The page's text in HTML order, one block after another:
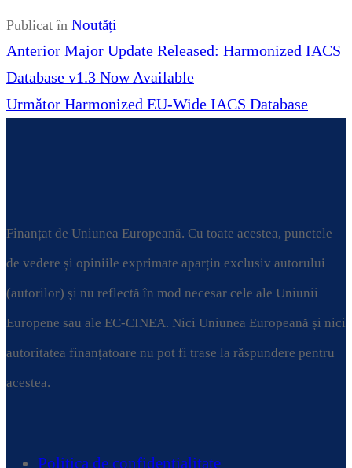
Publicat în Noutăți
Navigare
în
articole
Anterior Articolul
anterior:
Major Update Released: Harmonized IACS
Database v1.3 Now Available
Următor Articolul
Harmonized EU-Wide IACS Database
Finanțat de Uniunea Europeană. Cu toate acestea, punctele
de vedere și opiniile exprimate aparțin exclusiv autorului
(autorilor) și nu reflectă în mod necesar cele ale Uniunii
Europene sau ale EC-CINEA. Nici Uniunea Europeană și nici
autoritatea finanțatoare nu pot fi trase la răspundere pentru
acestea.
Politica de confidențialitate